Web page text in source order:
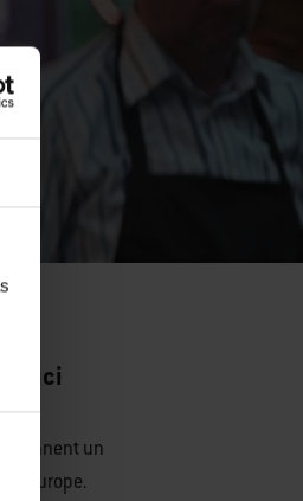
ici
un
Europe.